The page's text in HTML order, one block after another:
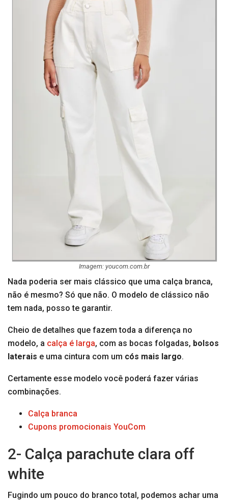
Imagem: youcom.com.br
Nada poderia ser mais clássico que uma calça branca,
não é mesmo? Só que não. O modelo de clássico não
tem nada, posso te garantir.
Cheio de detalhes que fazem toda a diferença no
modelo, a calça é larga, com as bocas folgadas, bolsos
laterais e uma cintura com um cós mais largo.
Certamente esse modelo você poderá fazer várias
combinações.
Calça branca
Cupons promocionais YouCom
2- Calça parachute clara off
white
Fugindo um pouco do branco total, podemos achar uma